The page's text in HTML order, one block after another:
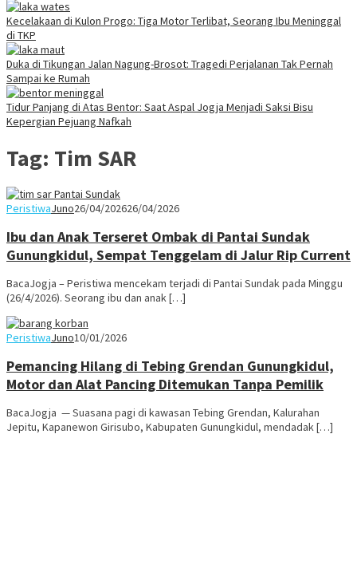
Kecelakaan di Kulon Progo: Tiga Motor Terlibat, Seorang Ibu Meninggal
di TKP
Duka di Tikungan Jalan Nagung-Brosot: Tragedi Perjalanan Tak Pernah
Sampai ke Rumah
Tidur Panjang di Atas Bentor: Saat Aspal Jogja Menjadi Saksi Bisu
Kepergian Pejuang Nafkah
Tag: Tim SAR
PeristiwaJuno26/04/202626/04/2026
Ibu dan Anak Terseret Ombak di Pantai Sundak
Gunungkidul, Sempat Tenggelam di Jalur Rip Current
BacaJogja – Peristiwa mencekam terjadi di Pantai Sundak pada Minggu
(26/4/2026). Seorang ibu dan anak […]
PeristiwaJuno10/01/2026
Pemancing Hilang di Tebing Grendan Gunungkidul,
Motor dan Alat Pancing Ditemukan Tanpa Pemilik
BacaJogja — Suasana pagi di kawasan Tebing Grendan, Kalurahan
Jepitu, Kapanewon Girisubo, Kabupaten Gunungkidul, mendadak […]